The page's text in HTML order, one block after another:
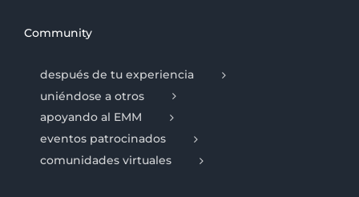
Community
después de tu experiencia
uniéndose a otros
apoyando al EMM
eventos patrocinados
comunidades virtuales